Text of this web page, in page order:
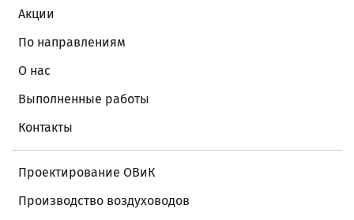
Акции
По направлениям
О нас
Выполненные работы
Контакты
Проектирование ОВиК
Производство воздуховодов